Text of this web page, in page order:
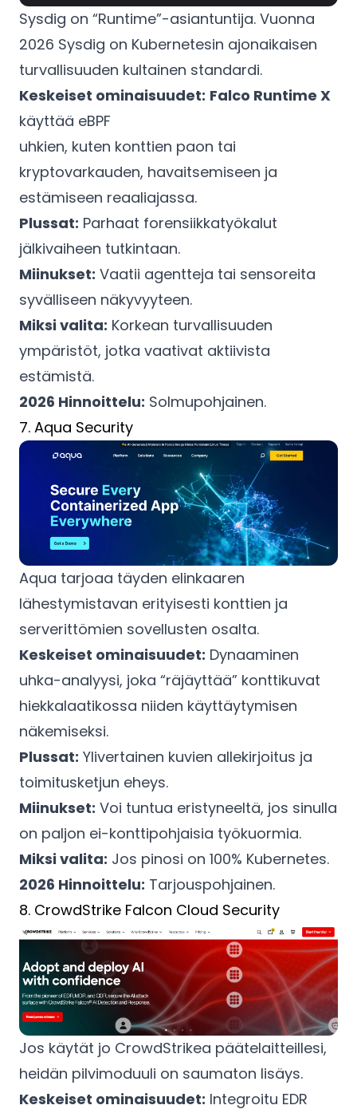
Sysdig on “Runtime”-asiantuntija. Vuonna
2026 Sysdig on Kubernetesin ajonaikaisen
turvallisuuden kultainen standardi.
Keskeiset ominaisuudet: Falco Runtime X
käyttää eBPF
uhkien, kuten konttien paon tai
kryptovarkauden, havaitsemiseen ja
estämiseen reaaliajassa.
Plussat: Parhaat forensiikkatyökalut
jälkivaiheen tutkintaan.
Miinukset: Vaatii agentteja tai sensoreita
syvälliseen näkyvyyteen.
Miksi valita: Korkean turvallisuuden
ympäristöt, jotka vaativat aktiivista
estämistä.
2026 Hinnoittelu: Solmupohjainen.
7. Aqua Security
Aqua tarjoaa täyden elinkaaren
lähestymistavan erityisesti konttien ja
serverittömien sovellusten osalta.
Keskeiset ominaisuudet: Dynaaminen
uhka-analyysi, joka “räjäyttää” konttikuvat
hiekkalaatikossa niiden käyttäytymisen
näkemiseksi.
Plussat: Ylivertainen kuvien allekirjoitus ja
toimitusketjun eheys.
Miinukset: Voi tuntua eristyneeltä, jos sinulla
on paljon ei-konttipohjaisia työkuormia.
Miksi valita: Jos pinosi on 100% Kubernetes.
2026 Hinnoittelu: Tarjouspohjainen.
8. CrowdStrike Falcon Cloud Security
Jos käytät jo CrowdStrikea päätelaitteillesi,
heidän pilvimoduuli on saumaton lisäys.
Keskeiset ominaisuudet: Integroitu EDR